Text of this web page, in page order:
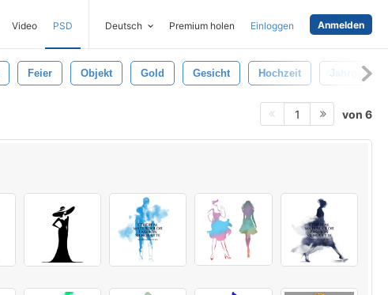
Video PSD Deutsch Premium holen Einloggen Anmelden
Feier Objekt Gold Gesicht Hochzeit Jahrgang
1 von 6